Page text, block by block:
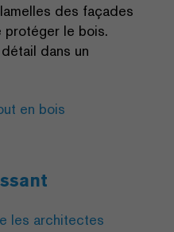
des façades
protéger le bois.
dans un
en bois
les architectes